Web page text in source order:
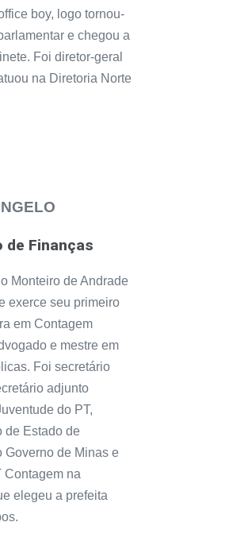
boy, logo tornou-
e chegou a
Foi diretor-geral
na Diretoria Norte
de Finanças
Monteiro de Andrade
exerce seu primeiro
em Contagem
e mestre em
Foi secretário
adjunto
do PT,
de Estado de
Governo de Minas e
Contagem na
elegeu a prefeita